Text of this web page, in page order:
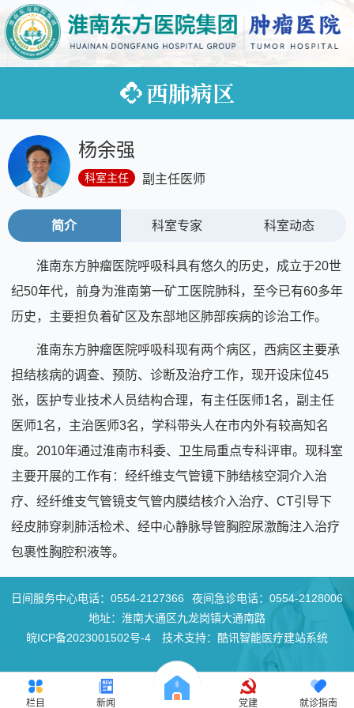
西肺病区
杨余强
科室主任 副主任医师
简介 科室专家 科室动态
淮南东方肿瘤医院呼吸科具有悠久的历史，成立于20世
纪50年代，前身为淮南第一矿工医院肺科，至今已有60多年
历史，主要担负着矿区及东部地区肺部疾病的诊治工作。
淮南东方肿瘤医院呼吸科现有两个病区，西病区主要承
担结核病的调查、预防、诊断及治疗工作，现开设床位45
张，医护专业技术人员结构合理，有主任医师1名，副主任
医师1名，主治医师3名，学科带头人在市内外有较高知名
度。2010年通过淮南市科委、卫生局重点专科评审。现科室
主要开展的工作有：经纤维支气管镜下肺结核空洞介入治
疗、经纤维支气管镜支气管内膜结核介入治疗、CT引导下
经皮肺穿刺肺活检术、经中心静脉导管胸腔尿激酶注入治疗
包裹性胸腔积液等。
栏目 新闻 党建 就诊指南
日间服务中心电话： 0554-2127366 夜间急诊电话： 0554-2128006
地址：淮南大通区九龙岗镇大通南路
皖ICP备2023001502号-4
技术支持：酷讯智能医疗建站系统